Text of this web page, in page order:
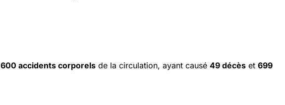
600 accidents corporels de la circulation, ayant causé 49 décès et 699